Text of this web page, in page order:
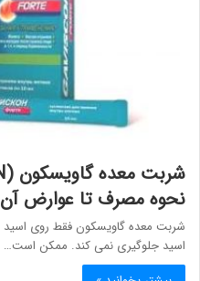
نحوه مصرف تا عوارض آن
شربت معده گاویسکون فقط روی اسید
اسید جلوگیری نمی کند. ممکن است…